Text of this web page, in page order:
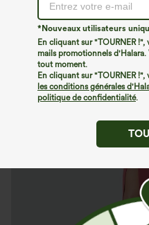
*Nouveaux utilisateurs
En cliquant sur "TOURNER
mails promotionnels
tout moment.
En cliquant sur "TOURNER
les conditions générales
politique de confidentialité.